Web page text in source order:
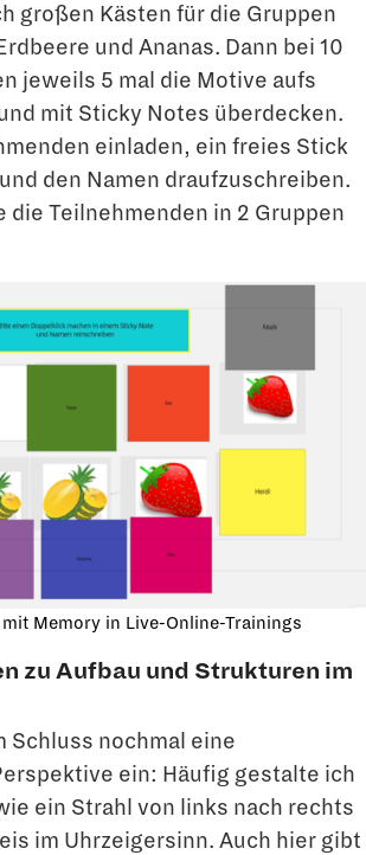
großen Kästen für die Gruppen
und Ananas. Dann bei 10
jeweils 5 mal die Motive aufs
mit Sticky Notes überdecken.
einladen, ein freies Stick
den Namen draufzuschreiben.
die Teilnehmenden in 2 Gruppen
Memory in Live-Online-Trainings
zu Aufbau und Strukturen im
Schluss nochmal eine
ein: Häufig gestalte ich
ein Strahl von links nach rechts
im Uhrzeigersinn. Auch hier gibt